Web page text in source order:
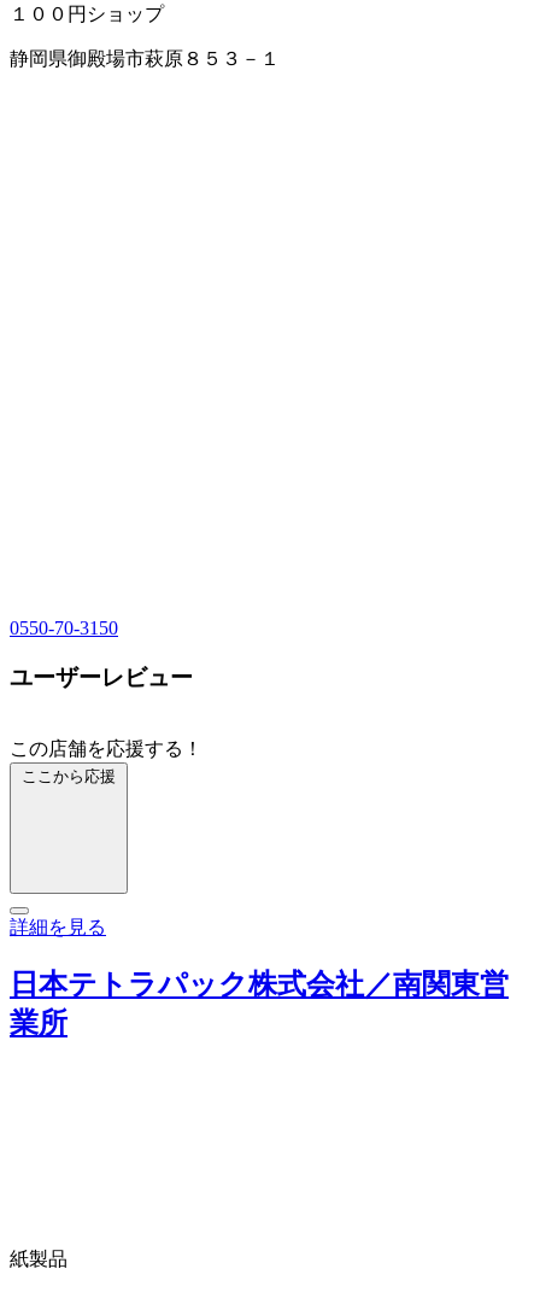
１００円ショップ
静岡県御殿場市萩原８５３－１
0550-70-3150
ユーザーレビュー
この店舗を応援する！
ここから応援
詳細を見る
日本テトラパック株式会社／南関東営
業所
紙製品